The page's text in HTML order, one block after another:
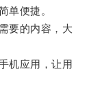
便捷。
要的内容，大
机应用，让用